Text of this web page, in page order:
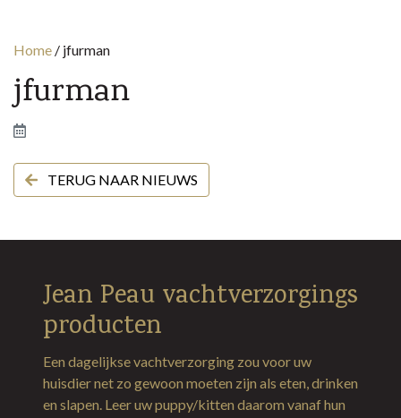
Home / jfurman
jfurman
TERUG NAAR NIEUWS
Jean Peau vachtverzorgings
producten
Een dagelijkse vachtverzorging zou voor uw
huisdier net zo gewoon moeten zijn als eten, drinken
en slapen. Leer uw puppy/kitten daarom vanaf hun